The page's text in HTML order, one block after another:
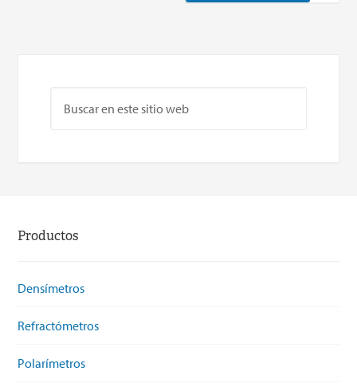
Productos
Densímetros
Refractómetros
Polarímetros